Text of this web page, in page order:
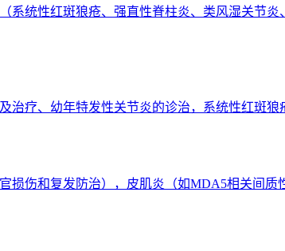
系统性红斑狼疮、强直性脊柱炎、类风湿关节
治疗、幼年特发性关节炎的诊治，系统性红斑狼
损伤和复发防治），皮肌炎（如MDA5相关间质